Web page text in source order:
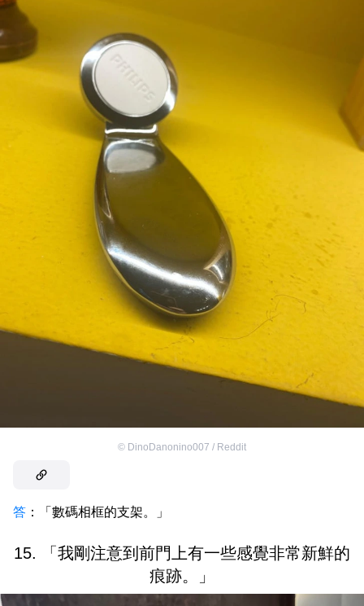
© DinoDanonino007 / Reddit
答 ：「數碼相框的支架。」
15. 「我剛注意到前門上有一些感覺非常新鮮的
痕跡。」